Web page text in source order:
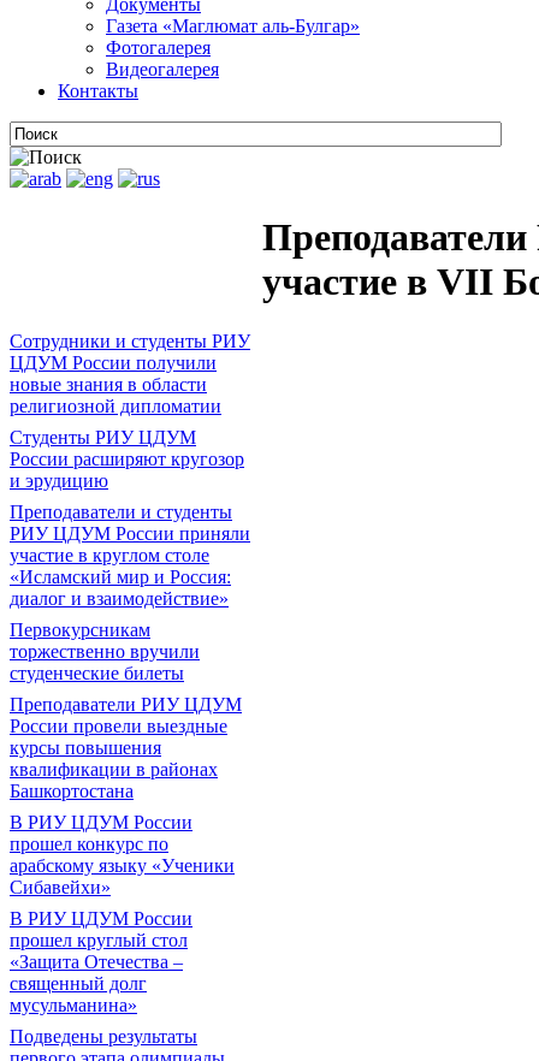
Документы
Газета «Маглюмат аль-Булгар»
Фотогалерея
Видеогалерея
Контакты
участие в VII
Сотрудники и студенты РИУ
ЦДУМ России получили
новые знания в области
религиозной дипломатии
Студенты РИУ ЦДУМ
России расширяют кругозор
и эрудицию
Преподаватели и студенты
РИУ ЦДУМ России приняли
участие в круглом столе
«Исламский мир и Россия:
диалог и взаимодействие»
Первокурсникам
торжественно вручили
студенческие билеты
Преподаватели РИУ ЦДУМ
России провели выездные
курсы повышения
квалификации в районах
Башкортостана
В РИУ ЦДУМ России
прошел конкурс по
арабскому языку «Ученики
Сибавейхи»
В РИУ ЦДУМ России
прошел круглый стол
«Защита Отечества –
священный долг
мусульманина»
Подведены результаты